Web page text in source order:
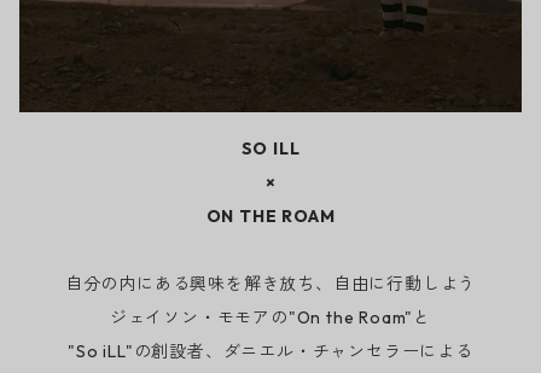
SO ILL
×
ON THE ROAM
自分の内にある興味を解き放ち、自由に行動しよう
ジェイソン・モモアの"On the Roam"と
"So iLL"の創設者、ダニエル・チャンセラーによる